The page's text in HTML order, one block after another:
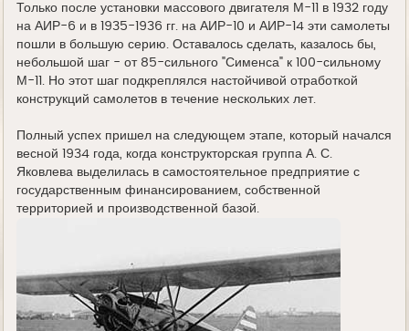
Только после установки массового двигателя М-11 в 1932 году
на АИР-6 и в 1935-1936 гг. на АИР-10 и АИР-14 эти самолеты
пошли в большую серию. Оставалось сделать, казалось бы,
небольшой шаг - от 85-сильного "Сименса" к 100-сильному
М-11. Но этот шаг подкреплялся настойчивой отработкой
конструкций самолетов в течение нескольких лет.
Полный успех пришел на следующем этапе, который начался
весной 1934 года, когда конструкторская группа А. С.
Яковлева выделилась в самостоятельное предприятие с
государственным финансированием, собственной
территорией и производственной базой.